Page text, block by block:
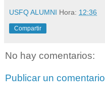
USFQ ALUMNI Hora: 12:36
Compartir
No hay comentarios:
Publicar un comentario